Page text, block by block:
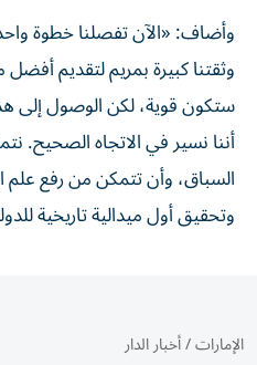
وأضاف: «الآن تفصلنا خطوة
وثقتنا كبيرة بمريم لتقديم
ستكون قوية، لكن الوصول إلى
أننا نسير في الاتجاه الصحيح.
السباق، وأن تتمكن من رفع علم
وتحقيق أول ميدالية تاريخية
الإمارات/أخبار الدار